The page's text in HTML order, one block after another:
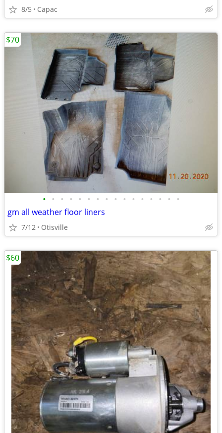
8/5 Capac
• • • • • • • • • • • • • • • •
gm all weather floor liners
7/12 Otisville
$70
$60